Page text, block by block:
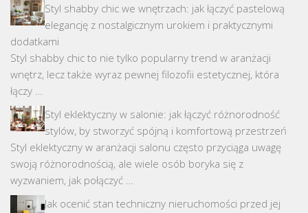
Styl shabby chic we wnętrzach: jak łączyć pastelową
elegancję z nostalgicznym urokiem i praktycznymi
dodatkami
Styl shabby chic to nie tylko popularny trend w aranżacji
wnętrz, lecz także wyraz pewnej filozofii estetycznej, która
łączy …
Styl eklektyczny w salonie: jak łączyć różnorodność
stylów, by stworzyć spójną i komfortową przestrzeń
Styl eklektyczny w aranżacji salonu często przyciąga uwagę
swoją różnorodnością, ale wiele osób boryka się z
wyzwaniem, jak połączyć …
Jak ocenić stan techniczny nieruchomości przed jej